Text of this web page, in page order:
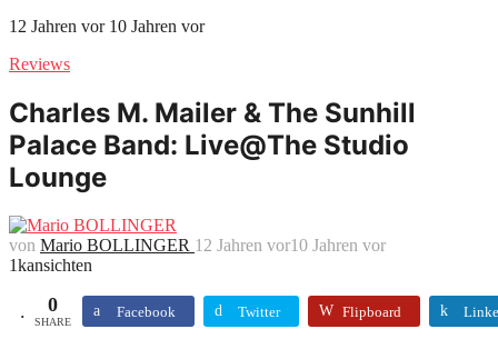
12 Jahren vor 10 Jahren vor
Reviews
Charles M. Mailer & The Sunhill
Palace Band: Live@The Studio
Lounge
von Mario BOLLINGER 12 Jahren vor10 Jahren vor
1kansichten
0
SHARE
Facebook Twitter Flipboard